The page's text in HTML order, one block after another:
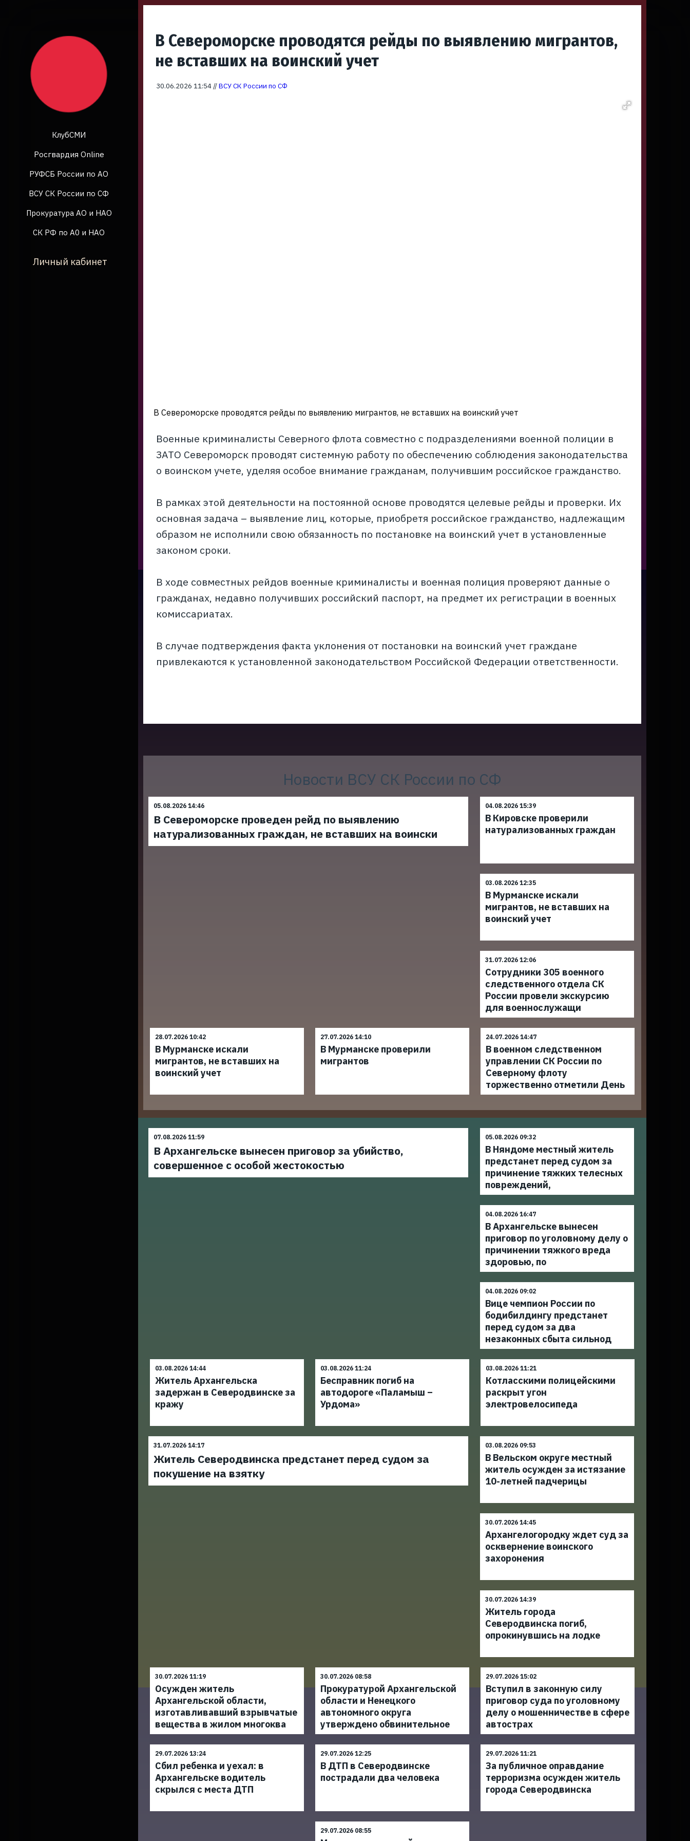
КлубСМИ
Росгвардия Online
РУФСБ России по АО
ВСУ СК России по СФ
Прокуратура АО и НАО
СК РФ по А0 и НАО
Личный кабинет
В Североморске проводятся рейды по выявлению мигрантов,
не вставших на воинский учет
30.06.2026 11:54 //ВСУ СК России по СФ
В Североморске проводятся рейды по выявлению мигрантов, не вставших на воинский учет
Военные криминалисты Северного флота совместно с подразделениями военной полиции в
ЗАТО Североморск проводят системную работу по обеспечению соблюдения законодательства
о воинском учете, уделяя особое внимание гражданам, получившим российское гражданство.
В рамках этой деятельности на постоянной основе проводятся целевые рейды и проверки. Их
основная задача – выявление лиц, которые, приобретя российское гражданство, надлежащим
образом не исполнили свою обязанность по постановке на воинский учет в установленные
законом сроки.
В ходе совместных рейдов военные криминалисты и военная полиция проверяют данные о
гражданах, недавно получивших российский паспорт, на предмет их регистрации в военных
комиссариатах.
В случае подтверждения факта уклонения от постановки на воинский учет граждане
привлекаются к установленной законодательством Российской Федерации ответственности.
Новости ВСУ СК России по СФ
05.08.2026 14:46
В Североморске проведен рейд по выявлению
натурализованных граждан, не вставших на воински
04.08.2026 15:39
В Кировске проверили
натурализованных граждан
03.08.2026 12:35
В Мурманске искали
мигрантов, не вставших на
воинский учет
31.07.2026 12:06
Сотрудники 305 военного
следственного отдела СК
России провели экскурсию
для военнослужащи
28.07.2026 10:42
В Мурманске искали
мигрантов, не вставших на
воинский учет
27.07.2026 14:10
В Мурманске проверили
мигрантов
24.07.2026 14:47
В военном следственном
управлении СК России по
Северному флоту
торжественно отметили День
07.08.2026 11:59
В Архангельске вынесен приговор за убийство,
совершенное с особой жестокостью
05.08.2026 09:32
В Няндоме местный житель
предстанет перед судом за
причинение тяжких телесных
повреждений,
04.08.2026 16:47
В Архангельске вынесен
приговор по уголовному делу о
причинении тяжкого вреда
здоровью, по
04.08.2026 09:02
Вице чемпион России по
бодибилдингу предстанет
перед судом за два
незаконных сбыта сильнод
03.08.2026 14:44
Житель Архангельска
задержан в Северодвинске за
кражу
03.08.2026 11:24
Бесправник погиб на
автодороге «Паламыш –
Урдома»
03.08.2026 11:21
Котласскими полицейскими
раскрыт угон
электровелосипеда
03.08.2026 09:53
В Вельском округе местный
житель осужден за истязание
10-летней падчерицы
31.07.2026 14:17
Житель Северодвинска предстанет перед судом за
покушение на взятку
30.07.2026 14:45
Архангелогородку ждет суд за
осквернение воинского
захоронения
30.07.2026 14:39
Житель города
Северодвинска погиб,
опрокинувшись на лодке
30.07.2026 11:19
Осужден житель
Архангельской области,
изготавливавший взрывчатые
вещества в жилом многоква
30.07.2026 08:58
Прокуратурой Архангельской
области и Ненецкого
автономного округа
утверждено обвинительное
29.07.2026 15:02
Вступил в законную силу
приговор суда по уголовному
делу о мошенничестве в сфере
автострах
29.07.2026 13:24
Сбил ребенка и уехал: в
Архангельске водитель
скрылся с места ДТП
29.07.2026 12:25
В ДТП в Северодвинске
пострадали два человека
29.07.2026 11:21
За публичное оправдание
терроризма осужден житель
города Северодвинска
29.07.2026 08:55